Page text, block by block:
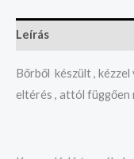
Leírás
Bőrből készült ,
eltérés , attól függően